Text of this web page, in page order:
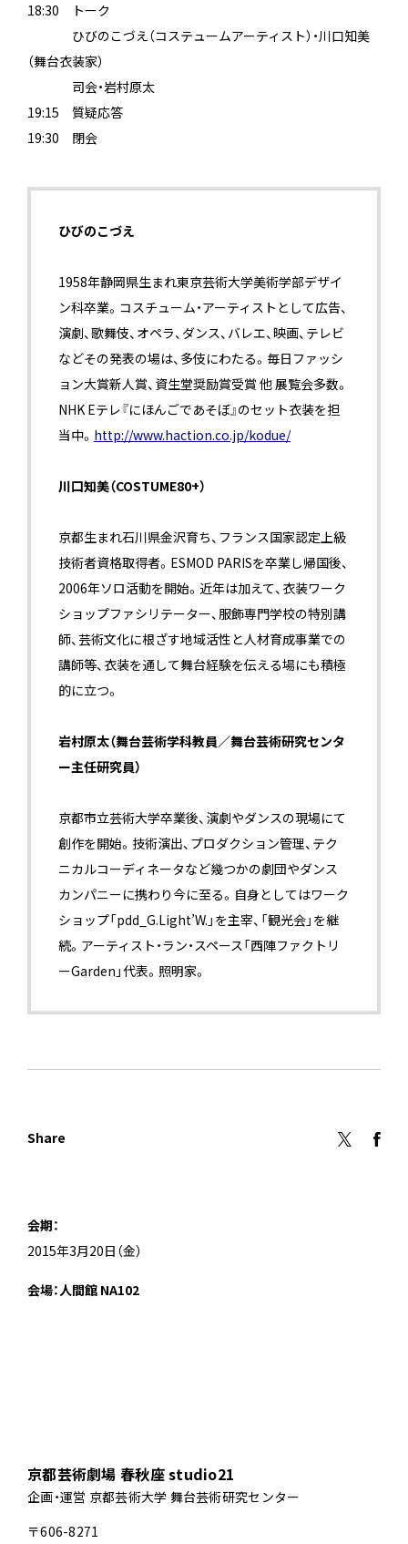
18:30 トーク
ひびのこづえ（コステュームアーティスト）・川口知美
（舞台衣装家）
司会・岩村原太
19:15 質疑応答
19:30 閉会
ひびのこづえ
1958年静岡県生まれ東京芸術大学美術学部デザイ
ン科卒業。コスチューム・アーティストとして広告、
演劇、歌舞伎、オペラ、ダンス、バレエ、映画、テレビ
などその発表の場は、多伎にわたる。毎日ファッシ
ョン大賞新人賞、資生堂奨励賞受賞 他 展覧会多数。
NHK Eテレ『にほんごであそぼ』のセット衣装を担
当中。 http://www.haction.co.jp/kodue/
川口知美（COSTUME80+）
京都生まれ石川県金沢育ち、フランス国家認定上級
技術者資格取得者。ESMOD PARISを卒業し帰国後、
2006年ソロ活動を開始。近年は加えて、衣装ワーク
ショップファシリテーター、服飾専門学校の特別講
師、芸術文化に根ざす地域活性と人材育成事業での
講師等、衣装を通して舞台経験を伝える場にも積極
的に立つ。
岩村原太（舞台芸術学科教員／舞台芸術研究センタ
ー主任研究員）
京都市立芸術大学卒業後、演劇やダンスの現場にて
創作を開始。技術演出、プロダクション管理、テク
ニカルコーディネータなど幾つかの劇団やダンス
カンパニーに携わり今に至る。自身としてはワーク
ショップ「pdd_G.Light’W.」を主宰、「観光会」を継
続。アーティスト・ラン・スペース「西陣ファクトリ
ーGarden」代表。照明家。
Share
会期：
2015年3月20日（金）
会場：人間館 NA102
京都芸術劇場 春秋座 studio21
企画・運営 京都芸術大学 舞台芸術研究センター
〒606-8271